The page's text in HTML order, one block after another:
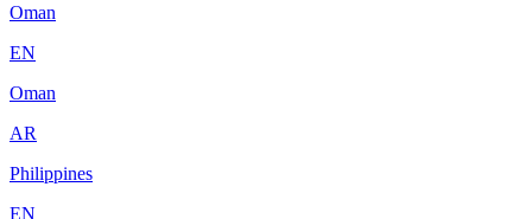
Oman
EN
Oman
AR
Philippines
EN